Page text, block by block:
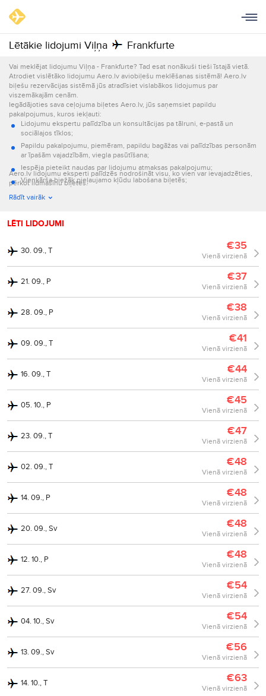
Lētākie lidojumi Viļņa Frankfurte
Vai meklējat lidojumu Viļņa - Frankfurte? Tad esat nonākuši tieši īstajā vietā.
Atrodiet vislētāko lidojumu Aero.lv aviobiļešu meklēšanas sistēmā! Aero.lv
biļešu rezervācijas sistēmā jūs atradīsiet vislabākos lidojumus par
viszemākajām cenām.
Iegādājoties sava ceļojuma biļetes Aero.lv, jūs saņemsiet papildu
pakalpojumus, kuros iekļauti:
Lidojumu ekspertu palīdzība un konsultācijas pa tālruni, e-pastā un
sociālajos tīklos;
Papildu pakalpojumu, piemēram, papildu bagāžas vai palīdzības personām
ar īpašām vajadzībām, viegla pasūtīšana;
Iespēja pieteikt naudas par lidojumu atmaksas pakalpojumu;
Vienkārša biežāk pieļaujamo kļūdu labošana biļetēs;
Informācijas par lidojumu nosūtīšana e-pastā un ar īsziņām.
Aero.lv lidojumu eksperti palīdzēs nodrošināt visu, ko vien var ievajadzēties,
pērkot lidmašīnu biļetes.
Rādīt vairāk
LĒTI LIDOJUMI
30. 09., T €35
Vienā virzienā
21. 09., P €37
Vienā virzienā
28. 09., P €38
Vienā virzienā
09. 09., T €41
Vienā virzienā
16. 09., T €44
Vienā virzienā
05. 10., P €45
Vienā virzienā
23. 09., T €47
Vienā virzienā
02. 09., T €48
Vienā virzienā
14. 09., P €48
Vienā virzienā
20. 09., Sv €48
Vienā virzienā
12. 10., P €48
Vienā virzienā
27. 09., Sv €54
Vienā virzienā
04. 10., Sv €54
Vienā virzienā
13. 09., Sv €56
Vienā virzienā
14. 10., T €63
Vienā virzienā